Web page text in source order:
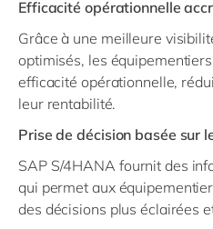
Efficacité opérationnelle
Grâce à une meilleure
optimisés, les
efficacité opérationnelle,
leur rentabilité.
Prise de décision basée sur
SAP S/4HANA fournit des
qui permet aux
des décisions plus éclairées